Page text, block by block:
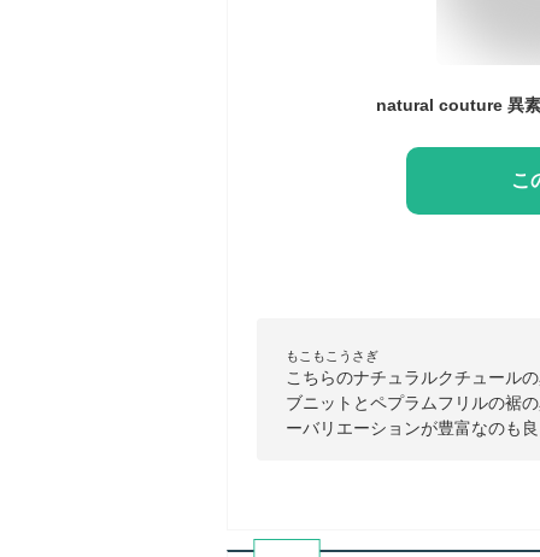
こ
もこもこうさぎ
こちらのナチュラルクチュール
ブニットとペプラムフリルの裾
ーバリエーションが豊富なのも